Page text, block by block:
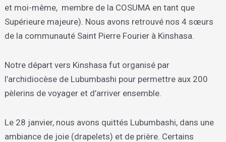
et moi-même, membre de la COSUMA en tant que
Supérieure majeure). Nous avons retrouvé nos 4 sœurs
de la communauté Saint Pierre Fourier à Kinshasa.
Notre départ vers Kinshasa fut organisé par
l’archidiocèse de Lubumbashi pour permettre aux 200
pèlerins de voyager et d’arriver ensemble.
Le 28 janvier, nous avons quittés Lubumbashi, dans une
ambiance de joie (drapelets) et de prière. Certains